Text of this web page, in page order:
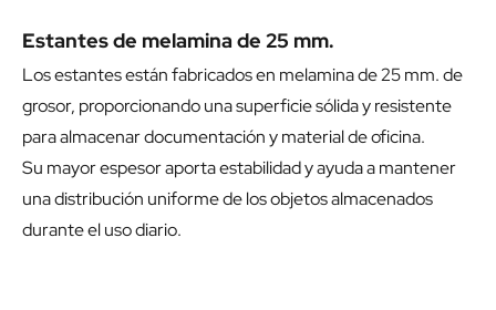
Estantes de melamina de 25 mm.
Los estantes están fabricados en melamina de 25 mm. de
grosor, proporcionando una superficie sólida y resistente
para almacenar documentación y material de oficina.
Su mayor espesor aporta estabilidad y ayuda a mantener
una distribución uniforme de los objetos almacenados
durante el uso diario.